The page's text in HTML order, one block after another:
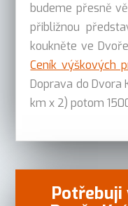
budeme přesně
přibližnou
koukněte ve
Ceník výškových
Doprava do Dvora
km x 2) potom
Potřebuji